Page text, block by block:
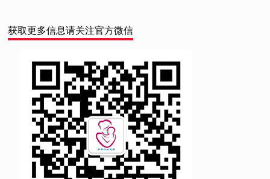
获取更多信息请关注官方微信